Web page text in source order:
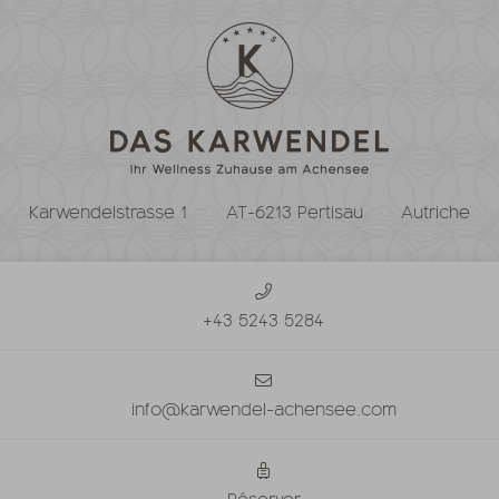
Karwendelstrasse 1 AT-6213 Pertisau Autriche
+43 5243 5284
info@karwendel-achensee.com